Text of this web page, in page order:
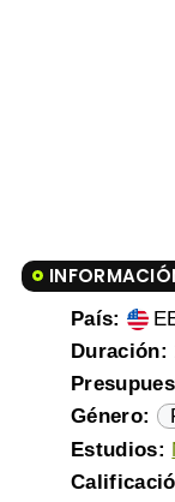
País:
Duración:
Género:
Estudios: